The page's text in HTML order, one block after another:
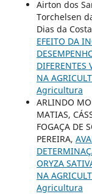
Airton dos
Torchelsen
Dias da
EFEITO DA
DIFERENTES
NA
Agricultura
ARLINDO
MATIAS,
FOGAÇA DE
PEREIRA,
ORYZA
NA
Agricultura